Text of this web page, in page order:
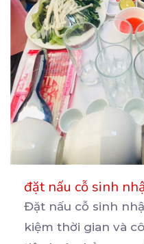
đặt nấu cỗ sinh
Đặt nấu cỗ sinh
kiệm thời gian và